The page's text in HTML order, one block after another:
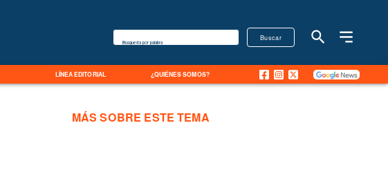
LÍNEA EDITORIAL ¿QUIÉNES SOMOS?
Buscar
Búsqueda por palabra
MÁS SOBRE ESTE TEMA